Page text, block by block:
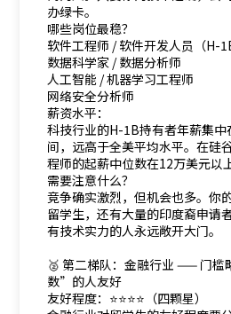
办绿卡。
哪些岗位最稳？
软件工程师 / 软件开发人员（H-
数据科学家 / 数据分析师
人工智能 / 机器学习工程师
网络安全分析师
薪资水平：
科技行业的H-1B持有者年薪集
间，远高于全美平均水平。在硅
程师的起薪中位数在12万美元以上
需要注意什么？
竞争确实激烈，但机会也多。你
留学生，还有大量的印度裔申请
有技术实力的人永远敞开大门。
🥈 第二梯队：金融行业 —— 门
数”的人友好
友好程度：⭐⭐⭐⭐（四颗星）